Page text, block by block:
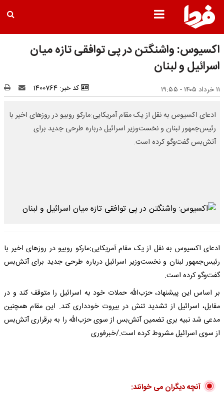
اکسیوس: واشنگتن در پی توافقی تازه میان
اسرائیل و لبنان
۱۱ خرداد ۱۴۰۵ - ۱۹:۵۵ کد خبر: 1400764
ادعای اکسیوس به نقل از یک مقام آمریکایی:مارکو روبیو در روزهای اخیر با
رئیس‌جمهور لبنان و نخست‌وزیر اسرائیل درباره طرحی جدید برای
آتش‌بس گفت‌وگو کرده است.
ادعای اکسیوس به نقل از یک مقام آمریکایی:مارکو روبیو در روزهای اخیر با
رئیس‌جمهور لبنان و نخست‌وزیر اسرائیل درباره طرحی جدید برای آتش‌بس
گفت‌وگو کرده است.
بر اساس این پیشنهاد، حزب‌الله حملات خود به اسرائیل را متوقف کند و در
مقابل، اسرائیل از تشدید تنش در بیروت خودداری کند. این مقام همچنین
مدعی شد نبیه بری تضمین آتش‌بس از سوی حزب‌الله را به برقراری آتش‌بس
از سوی اسرائیل مشروط کرده است./خبرفوری
آنچه دیگران می خوانند: